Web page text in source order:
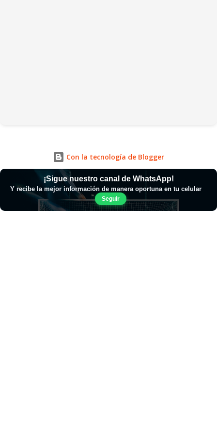
Con la tecnología de Blogger
¡Sigue nuestro canal de WhatsApp!
Y recibe la mejor información de manera oportuna en tu celular
Seguir